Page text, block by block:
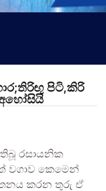
පිටි,කිරි
තිබූ රසායනික
වගාව කෙමෙන්
කරන තුරු ඒ